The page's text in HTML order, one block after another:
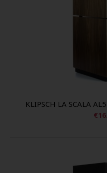
KLIPSCH LA SCALA